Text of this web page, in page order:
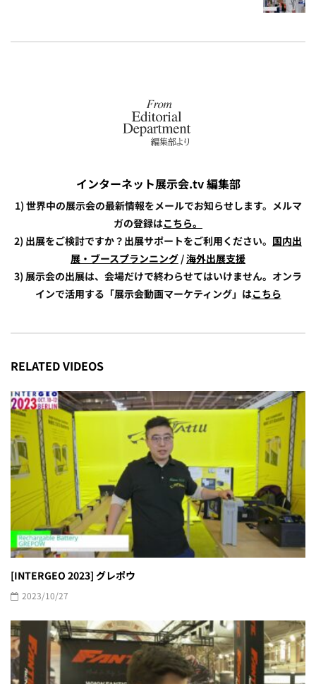
インターネット展示会.tv 編集部
1) 世界中の展示会の最新情報をメールでお知らせします。メルマ
ガの登録はこちら。
2) 出展をご検討ですか？出展サポートをご利用ください。 国内出
展・ブースプランニング /海外出展支援
3) 展示会の出展は、会場だけで終わらせてはいけません。オンラ
インで活用する「展示会動画マーケティング」はこちら
RELATED VIDEOS
[INTERGEO 2023] グレポウ
2023/10/27